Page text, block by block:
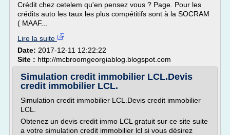
Crédit chez cetelem qu'en pensez vous ? Page. Pour les
crédits auto les taux les plus compétitifs sont à la SOCRAM
( MAAF...
Lire la suite
Date: 2017-12-11 12:22:22
Site : http://mcbroomgeorgiablog.blogspot.com
Simulation credit immobilier LCL.Devis
credit immobilier LCL.
Simulation credit immobilier LCL.Devis credit immobilier
LCL.
Obtenez un devis credit immo LCL gratuit sur ce site suite
a votre simulation credit immobilier lcl si vous désirez